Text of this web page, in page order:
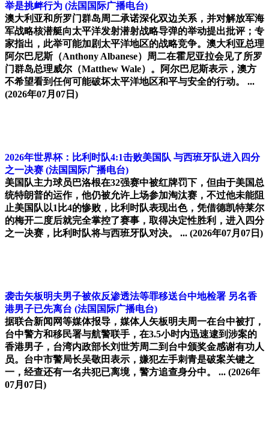
举是挑衅行为 (法国国际广播电台)
澳大利亚和所罗门群岛周二承诺深化双边关系，并对解放军海
军战略核潜艇向太平洋发射潜射战略导弹的举动提出批评；专
家指出，此举可能加剧太平洋地区的战略竞争。澳大利亚总理
阿尔巴尼斯（Anthony Albanese）周二在霍尼亚拉会见了所罗
门群岛总理威尔（Matthew Wale）。阿尔巴尼斯表示，澳方
不希望看到任何可能破坏太平洋地区和平与安全的行动。 ...
(2026年07月07日)
2026年世界杯：比利时队4:1击败美国队 与西班牙队进入四分
之一决赛 (法国国际广播电台)
美国队主力球员巴洛根在32强赛中被红牌罚下，但由于美国总
统特朗普的运作，他仍被允许上场参加淘汰赛，不过他未能阻
止美国队以1比4的惨败，比利时队表现出色，凭借德凯特莱尔
的梅开二度后就完全掌控了赛事，取得决定性胜利，进入四分
之一决赛，比利时队将与西班牙队对决。 ... (2026年07月07日)
袭击矢板明夫男子被依反渗透法等罪移送台中地检署 另名香
港男子已先离台 (法国国际广播电台)
据联合新闻网等媒体报导，媒体人矢板明夫周一在台中被打，
台中警方和移民署与航警联手，在3.5小时内迅速逮到涉案的
香港男子，台湾内政部长刘世芳周二到台中颁奖金感谢有功人
员。台中市警局长吴敬田表示，嫌犯左手刺青是破案关键之
一，经查还有一名共犯已离境，警方追查身分中。 ... (2026年
07月07日)